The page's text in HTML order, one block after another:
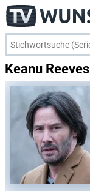
Keanu Reeves